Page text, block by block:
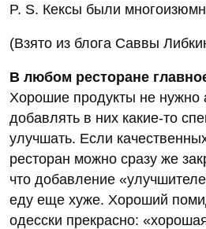
P. S. Кексы были
(Взято из блога Саввы
В любом ресторане
Хорошие продукты не нужно
добавлять в них какие-то
улучшать. Если
ресторан можно сразу же
что добавление
еду еще хуже. Хороший
одесски прекрасно: